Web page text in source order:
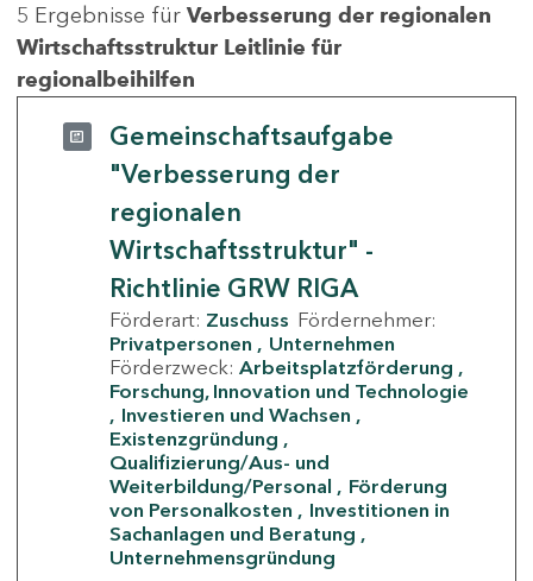
5 Ergebnisse für Verbesserung der regionalen
Wirtschaftsstruktur Leitlinie für
regionalbeihilfen
Gemeinschaftsaufgabe
"Verbesserung der
regionalen
Wirtschaftsstruktur" -
Richtlinie GRW RIGA
Förderart: Zuschuss Fördernehmer:
Privatpersonen
Unternehmen
Förderzweck: Arbeitsplatzförderung
Forschung, Innovation und Technologie
Investieren und Wachsen
Existenzgründung
Qualifizierung/Aus- und
Weiterbildung/Personal
Förderung
von Personalkosten
Investitionen in
Sachanlagen und Beratung
Unternehmensgründung